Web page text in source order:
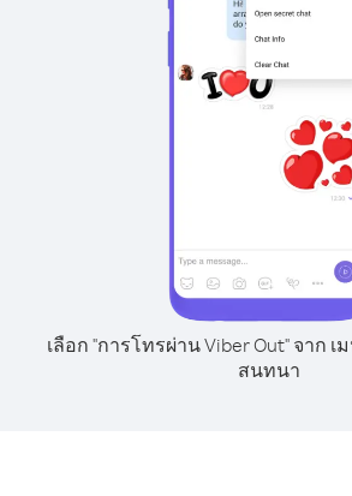
เลือก "การโทรผ่าน Viber Out" จาก
สนทนา